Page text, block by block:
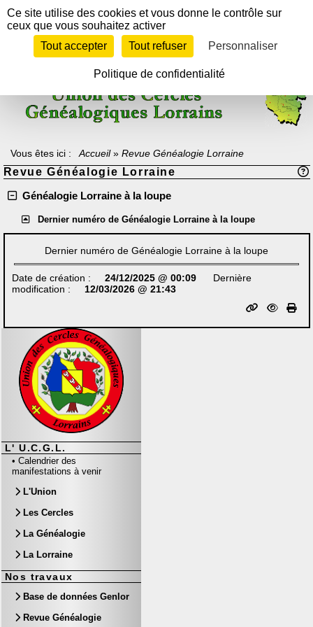
L' U.C.G.L.
• Calendrier des
manifestations à venir
L'Union
Les Cercles
La Généalogie
La Lorraine
Nos travaux
Base de données Genlor
Revue Généalogie
Texte à méditer :
"Celui qui ne sait pas d'où il vient ne peut savoir où il
va, car il ne sait pas où il est.
En ce sens, le passé est la rampe de lancement vers l'avenir".
Archiduc Otto de Lorraine-Habsbourg
Vous êtes ici : Accueil» Revue Généalogie Lorraine
Revue Généalogie Lorraine
Généalogie Lorraine à la loupe
Dernier numéro de Généalogie Lorraine à la loupe
Dernier numéro de Généalogie Lorraine à la loupe
Date de création : 24/12/2025 @ 00:09
Dernière
modification :
12/03/2026 @ 21:43
Ce site utilise des cookies et vous donne le contrôle sur
ceux que vous souhaitez activer
Tout accepter
Tout refuser Personnaliser
Politique de confidentialité